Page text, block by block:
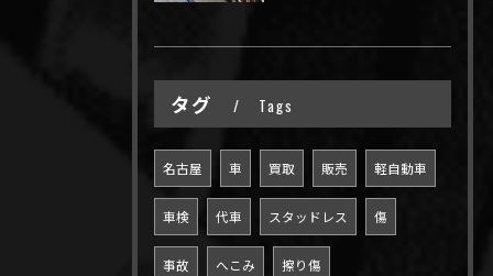
タグ Tags
名古屋 車 買取 販売 軽自動車
車検 代車 スタッドレス 傷
事故 へこみ 擦り傷